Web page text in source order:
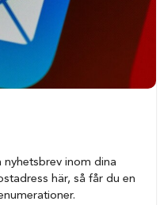
nyhetsbrev inom dina
här, så får du en